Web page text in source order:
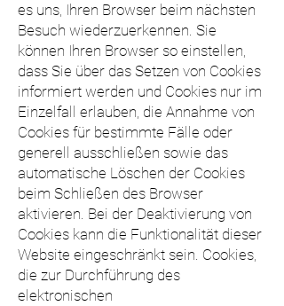
es uns, Ihren Browser beim nächsten
Besuch wiederzuerkennen. Sie
können Ihren Browser so einstellen,
dass Sie über das Setzen von Cookies
informiert werden und Cookies nur im
Einzelfall erlauben, die Annahme von
Cookies für bestimmte Fälle oder
generell ausschließen sowie das
automatische Löschen der Cookies
beim Schließen des Browser
aktivieren. Bei der Deaktivierung von
Cookies kann die Funktionalität dieser
Website eingeschränkt sein. Cookies,
die zur Durchführung des
elektronischen